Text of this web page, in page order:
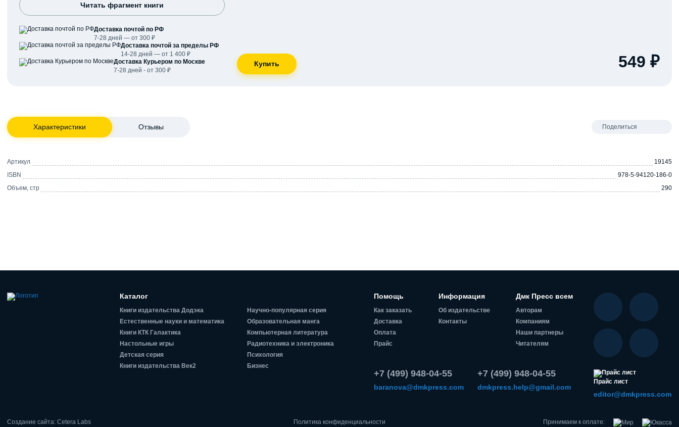
Читать фрагмент книги
Доставка почтой по РФ
7-28 дней — от 300 ₽
Доставка почтой за пределы РФ
14-28 дней — от 1 400 ₽
Доставка Курьером по Москве
7-28 дней - от 300 ₽
549 ₽
Характеристики Отзывы Поделиться
Артикул
19145
ISBN
978-5-94120-186-0
Объем, стр
290
Каталог
Книги издательства Додэка
Естественные науки и математика
Книги КТК Галактика
Настольные игры
Детская серия
Книги издательства Век2
Научно-популярная серия
Образовательная манга
Компьютерная литература
Радиотехника и электроника
Психология
Бизнес
Помощь
Как заказать
Доставка
Оплата
Прайс
Информация
Об издательстве
Контакты
Дмк Пресс всем
Авторам
Компаниям
Наши партнеры
Читателям
+7 (499) 948-04-55
baranova@dmkpress.com
+7 (499) 948-04-55
dmkpress.help@gmail.com
Прайс лист
editor@dmkpress.com
Создание сайта: Cetera Labs
Политика конфиденциальности
Принимаем к оплате: